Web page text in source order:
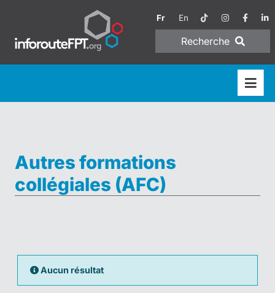
Fr En
Recherche
Autres formations
collégiales (AFC)
Aucun résultat